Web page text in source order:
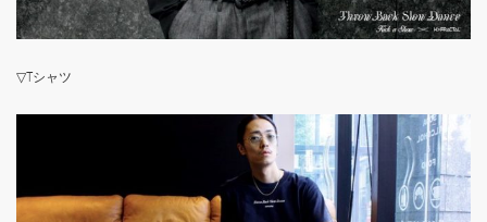
▽Tシャツ